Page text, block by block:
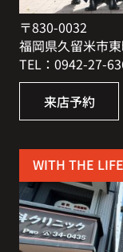
〒830-0032
福岡県久留米市
TEL：0942-27-
来店予約
WITH THE